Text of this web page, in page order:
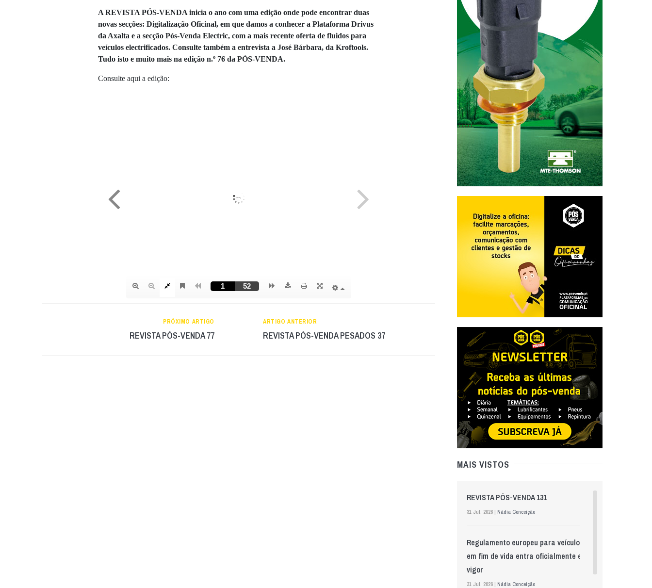
A REVISTA PÓS-VENDA inicia o ano com uma edição onde pode encontrar duas
novas secções: Digitalização Oficinal, em que damos a conhecer a Plataforma Drivus
da Axalta e a secção Pós-Venda Electric, com a mais recente oferta de fluidos para
veículos electrificados. Consulte também a entrevista a José Bárbara, da Kroftools.
Tudo isto e muito mais na edição n.º 76 da PÓS-VENDA.
Consulte aqui a edição:
PRÓXIMO ARTIGO
REVISTA PÓS-VENDA 77
ARTIGO ANTERIOR
REVISTA PÓS-VENDA PESADOS 37
MAIS VISTOS
REVISTA PÓS-VENDA 131
31 Jul. 2026 | Nádia Conceição
Regulamento europeu para veículos
em fim de vida entra oficialmente em
vigor
31 Jul. 2026 | Nádia Conceição